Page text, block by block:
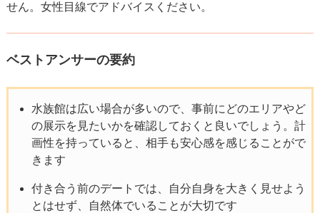
せん。女性目線でアドバイスください。
ベストアンサーの要約
水族館は広い場合が多いので、事前にどのエリアやど
の展示を見たいかを確認しておくと良いでしょう。計
画性を持っていると、相手も安心感を感じることがで
きます
付き合う前のデートでは、自分自身を大きく見せよう
とはせず、自然体でいることが大切です